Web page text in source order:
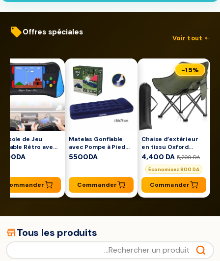
Offres spéciales
Voir tout ←
-15%
Chaise d’extérieur
en tissu Oxford
600D imperméable
4,400 DA 5,200 DA
Économisez 800 DA
Commander
Matelas Gonflable
avec Pompe à Pied
Intégrée – Confort
5500DA
Commander
de Jeu
Rétro avec
Jeux Intégrés
Commander
Tous les produits